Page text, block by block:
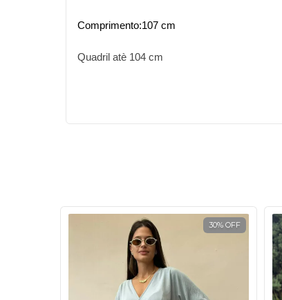
Comprimento:107 cm
Quadril atè 104 cm
30% OFF